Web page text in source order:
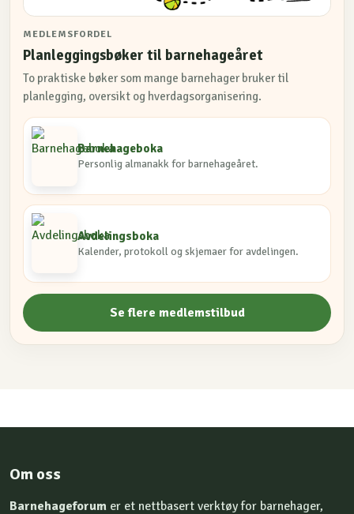
MEDLEMSFORDEL
Planleggingsbøker til barnehageåret
To praktiske bøker som mange barnehager bruker til
planlegging, oversikt og hverdagsorganisering.
Barnehageboka
Personlig almanakk for barnehageåret.
Avdelingsboka
Kalender, protokoll og skjemaer for avdelingen.
Se flere medlemstilbud
Om oss
Barnehageforum er et nettbasert verktøy for barnehager,